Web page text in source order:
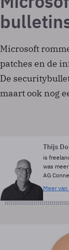
Microsoft
patches en de
De
maart ook nog
Thijs
is
was
AG
Meer